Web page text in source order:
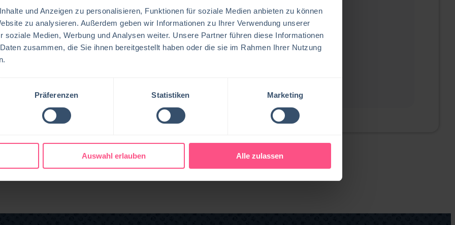
und Anzeigen zu personalisieren, Funktionen für soziale Medien anbieten zu können
zu analysieren. Außerdem geben wir Informationen zu Ihrer Verwendung unserer
soziale Medien, Werbung und Analysen weiter. Unsere Partner führen diese Informationen
zusammen, die Sie ihnen bereitgestellt haben oder die sie im Rahmen Ihrer Nutzung
Präferenzen Statistiken Marketing
Auswahl erlauben Alle zulassen
für einheitliches
von Service-Performance, Auslastung und
die auf operative Anforderungen
transformation über Power Query.